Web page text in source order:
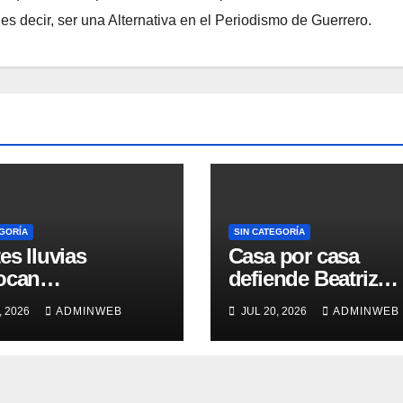
decir, ser una Alternativa en el Periodismo de Guerrero.
lluvias
y
un árbol, sin
graves en
2026 ADMINWEB
SIN CATEGORÍA
Casa por casa
defiende Beatriz
Mojica la
nacional en Tlapa
JUL 20, 2026 ADMINWEB